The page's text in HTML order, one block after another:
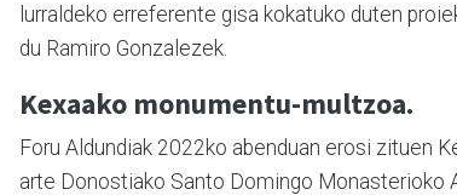
lurraldeko erreferente gisa kokatuko duten
du Ramiro Gonzalezek.
Kexaako monumentu-multzoa.
Foru Aldundiak 2022ko abenduan erosi zituen
arte Donostiako Santo Domingo Monasterioko